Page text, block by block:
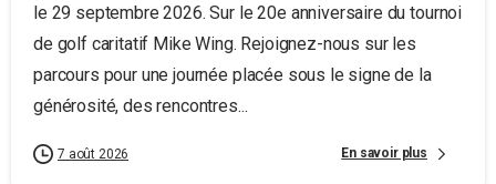
le 29 septembre 2026. Sur le 20e anniversaire du tournoi
de golf caritatif Mike Wing. Rejoignez-nous sur les
parcours pour une journée placée sous le signe de la
générosité, des rencontres...
7 août 2026 En savoir plus